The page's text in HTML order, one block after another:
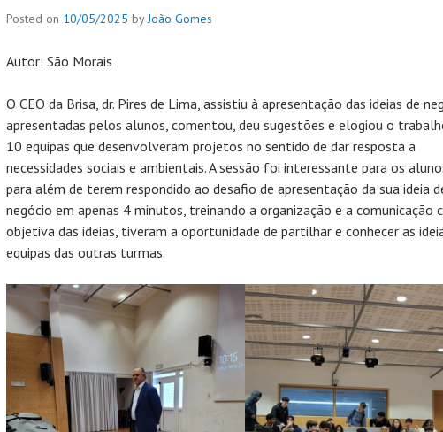
Posted on 10/05/2025 byJoão Gomes
Autor: São Morais
O CEO da Brisa, dr. Pires de Lima, assistiu à apresentação das ideias de
apresentadas pelos alunos, comentou, deu sugestões e elogiou o
10 equipas que desenvolveram projetos no sentido de dar resposta a
necessidades sociais e ambientais. A sessão foi interessante para os
para além de terem respondido ao desafio de apresentação da sua ideia
negócio em apenas 4 minutos, treinando a organização e a comunicação
objetiva das ideias, tiveram a oportunidade de partilhar e conhecer as
equipas das outras turmas.